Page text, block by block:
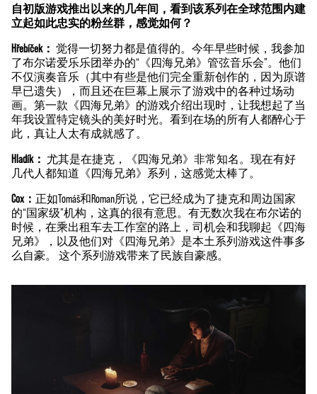
A
c
c
e
p
t
&
P
a
y
点
击
播
自初版游戏推出以来的几年间，看到该系列在全球范围内建
立起如此忠实的粉丝群，感觉如何？
Hřebíček： 觉得一切努力都是值得的。今年早些时候，我参加
了布尔诺爱乐乐团举办的“《四海兄弟》管弦音乐会”。他们
不仅演奏音乐（其中有些是他们完全重新创作的，因为原谱
早已遗失），而且还在巨幕上展示了游戏中的各种过场动
画。第一款《四海兄弟》的游戏介绍出现时，让我想起了当
年我设置特定镜头的美好时光。看到在场的所有人都醉心于
此，真让人太有成就感了。
Hladík： 尤其是在捷克，《四海兄弟》非常知名。现在有好
几代人都知道《四海兄弟》系列，这感觉太棒了。
Cox： 正如Tomáš和Roman所说，它已经成为了捷克和周边国家
的“国家级”机构，这真的很有意思。有无数次我在布尔诺的
时候，在乘出租车去工作室的路上，司机会和我聊起《四海
兄弟》，以及他们对《四海兄弟》是本土系列游戏这件事多
么自豪。 这个系列游戏带来了民族自豪感。